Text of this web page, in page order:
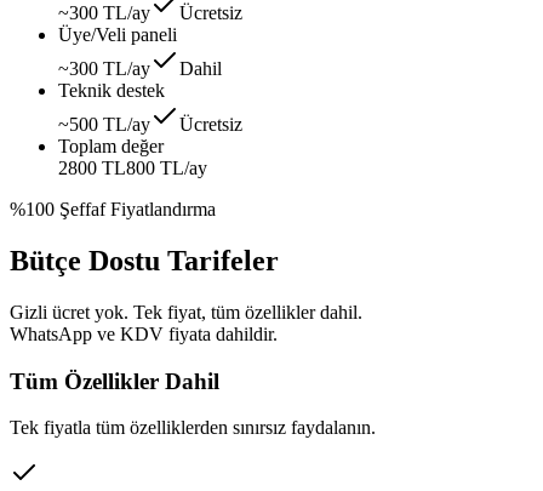
~300 TL/ay
Ücretsiz
Üye/Veli paneli
~300 TL/ay
Dahil
Teknik destek
~500 TL/ay
Ücretsiz
Toplam değer
2800 TL800 TL/ay
%100 Şeffaf Fiyatlandırma
Bütçe Dostu Tarifeler
Gizli ücret yok. Tek fiyat, tüm özellikler dahil.
WhatsApp ve KDV fiyata dahildir.
Tüm Özellikler Dahil
Tek fiyatla tüm özelliklerden sınırsız faydalanın.